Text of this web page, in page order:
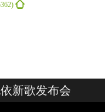
新歌发布会